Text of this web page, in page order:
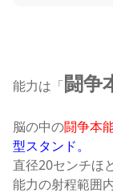
能力は「闘争
脳の中の闘争本
型スタンド。
直径20センチほ
能力の射程範囲